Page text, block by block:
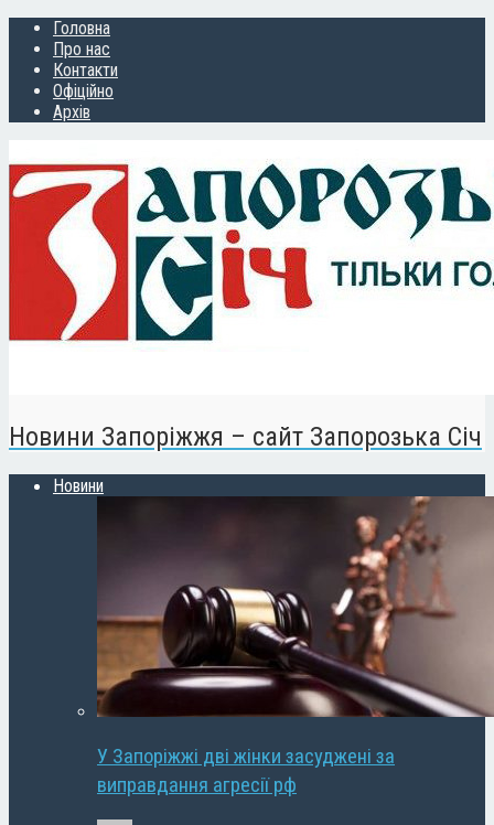
Головна
Про нас
Контакти
Офіційно
Архів
Новини Запоріжжя – сайт Запорозька Січ
Новини
У Запоріжжі дві жінки засуджені за
виправдання агресії рф